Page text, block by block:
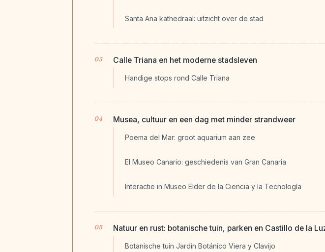
Santa Ana kathedraal: uitzicht over de stad
Calle Triana en het moderne stadsleven
Handige stops rond Calle Triana
Musea, cultuur en een dag met minder strandweer
Poema del Mar: groot aquarium aan zee
El Museo Canario: geschiedenis van Gran Canaria
Interactie in Museo Elder de la Ciencia y la Tecnología
Natuur en rust: botanische tuin, parken en Castillo de la
Botanische tuin Jardín Botánico Viera y Clavijo